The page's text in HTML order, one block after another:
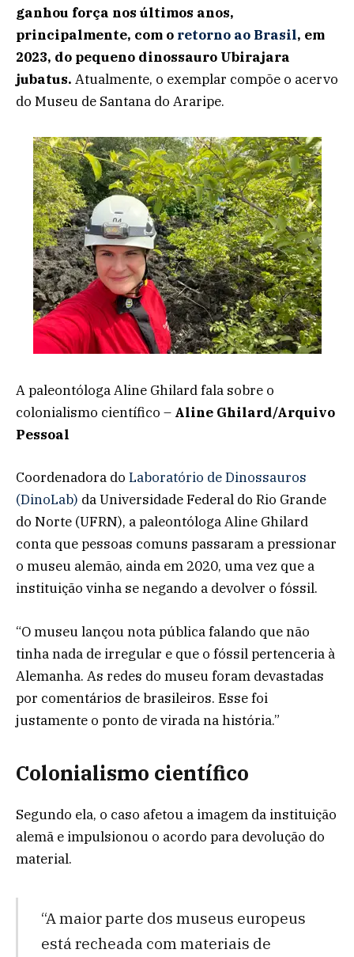
ganhou força nos últimos anos,
principalmente, com o retorno ao Brasil, em
2023, do pequeno dinossauro Ubirajara
jubatus. Atualmente, o exemplar compõe o acervo
do Museu de Santana do Araripe.
A paleontóloga Aline Ghilard fala sobre o
colonialismo científico – Aline Ghilard/Arquivo
Pessoal
Coordenadora do Laboratório de Dinossauros
(DinoLab) da Universidade Federal do Rio Grande
do Norte (UFRN), a paleontóloga Aline Ghilard
conta que pessoas comuns passaram a pressionar
o museu alemão, ainda em 2020, uma vez que a
instituição vinha se negando a devolver o fóssil.
“O museu lançou nota pública falando que não
tinha nada de irregular e que o fóssil pertenceria à
Alemanha. As redes do museu foram devastadas
por comentários de brasileiros. Esse foi
justamente o ponto de virada na história.”
Colonialismo científico
Segundo ela, o caso afetou a imagem da instituição
alemã e impulsionou o acordo para devolução do
material.
“A maior parte dos museus europeus
está recheada com materiais de